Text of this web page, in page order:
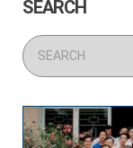
SEARCH